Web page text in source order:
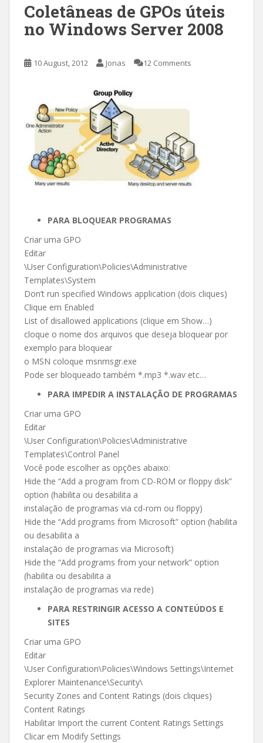
Coletâneas de GPOs úteis
no Windows Server 2008
10 August, 2012 Jonas 12 Comments
PARA BLOQUEAR PROGRAMAS
Criar uma GPO
Editar
\User Configuration\Policies\Administrative
Templates\System
Don’t run specified Windows application (dois cliques)
Clique em Enabled
List of disallowed applications (clique em Show…)
cloque o nome dos arquivos que deseja bloquear por
exemplo para bloquear
o MSN coloque msnmsgr.exe
Pode ser bloqueado também *.mp3 *.wav etc…
PARA IMPEDIR A INSTALAÇÃO DE PROGRAMAS
Criar uma GPO
Editar
\User Configuration\Policies\Administrative
Templates\Control Panel
Você pode escolher as opções abaixo:
Hide the “Add a program from CD-ROM or floppy disk”
option (habilita ou desabilita a
instalação de programas via cd-rom ou floppy)
Hide the “Add programs from Microsoft” option (habilita
ou desabilita a
instalação de programas via Microsoft)
Hide the “Add programs from your network” option
(habilita ou desabilita a
instalação de programas via rede)
PARA RESTRINGIR ACESSO A CONTEÚDOS E
SITES
Criar uma GPO
Editar
\User Configuration\Policies\Windows Settings\Internet
Explorer Maintenance\Security\
Security Zones and Content Ratings (dois cliques)
Content Ratings
Habilitar Import the current Content Ratings Settings
Clicar em Modify Settings